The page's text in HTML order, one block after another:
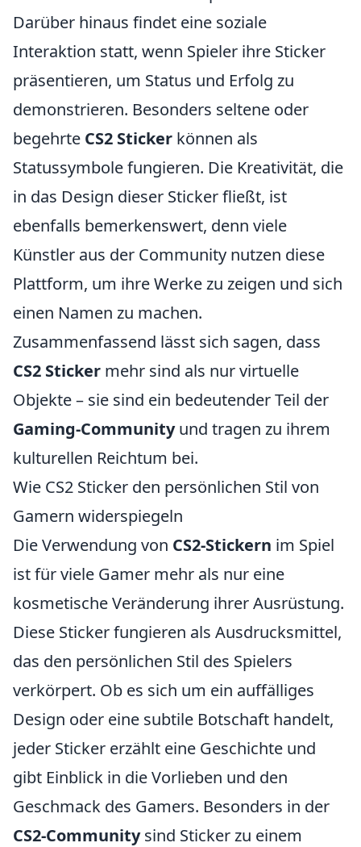
Darüber hinaus findet eine soziale
Interaktion statt, wenn Spieler ihre Sticker
präsentieren, um Status und Erfolg zu
demonstrieren. Besonders seltene oder
begehrte CS2 Sticker können als
Statussymbole fungieren. Die Kreativität, die
in das Design dieser Sticker fließt, ist
ebenfalls bemerkenswert, denn viele
Künstler aus der Community nutzen diese
Plattform, um ihre Werke zu zeigen und sich
einen Namen zu machen.
Zusammenfassend lässt sich sagen, dass
CS2 Sticker mehr sind als nur virtuelle
Objekte – sie sind ein bedeutender Teil der
Gaming-Communityund tragen zu ihrem
kulturellen Reichtum bei.
Wie CS2 Sticker den persönlichen Stil von
Gamern widerspiegeln
Die Verwendung von CS2-Stickern im Spiel
ist für viele Gamer mehr als nur eine
kosmetische Veränderung ihrer Ausrüstung.
Diese Sticker fungieren als Ausdrucksmittel,
das den persönlichen Stil des Spielers
verkörpert. Ob es sich um ein auffälliges
Design oder eine subtile Botschaft handelt,
jeder Sticker erzählt eine Geschichte und
gibt Einblick in die Vorlieben und den
Geschmack des Gamers. Besonders in der
CS2-Communitysind Sticker zu einem